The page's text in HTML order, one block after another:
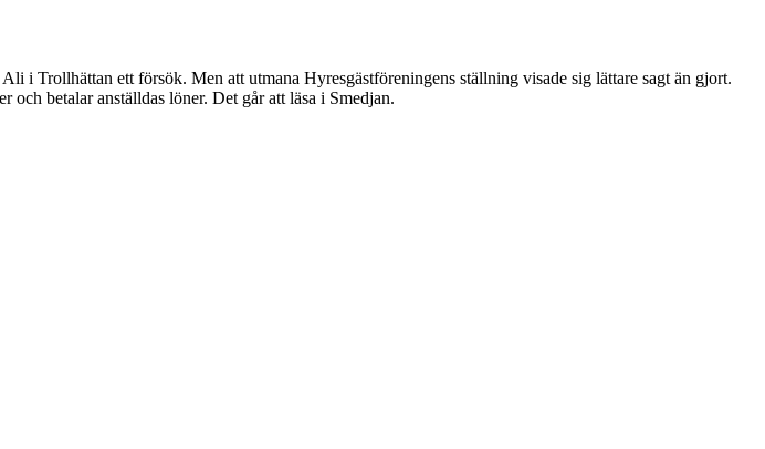
i Trollhättan ett försök. Men att utmana Hyresgästföreningens ställning visade sig lättare sagt än gjort.
och betalar anställdas löner. Det går att läsa i Smedjan.